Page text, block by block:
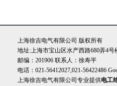
上海徐吉电气有限公司 版权所有
地址:上海市宝山区水产西路680弄4号
邮编：201906 联系人：徐寿平
电话：021-56412027,021-56422486
上海徐吉电气有限公司专业提供电工